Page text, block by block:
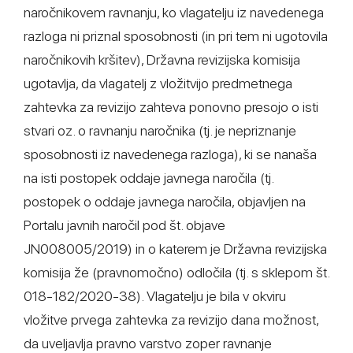
naročnikovem ravnanju, ko vlagatelju iz navedenega
razloga ni priznal sposobnosti (in pri tem ni ugotovila
naročnikovih kršitev), Državna revizijska komisija
ugotavlja, da vlagatelj z vložitvijo predmetnega
zahtevka za revizijo zahteva ponovno presojo o isti
stvari oz. o ravnanju naročnika (tj. je nepriznanje
sposobnosti iz navedenega razloga), ki se nanaša
na isti postopek oddaje javnega naročila (tj.
postopek o oddaje javnega naročila, objavljen na
Portalu javnih naročil pod št. objave
JN008005/2019) in o katerem je Državna revizijska
komisija že (pravnomočno) odločila (tj. s sklepom št.
018-182/2020-38). Vlagatelju je bila v okviru
vložitve prvega zahtevka za revizijo dana možnost,
da uveljavlja pravno varstvo zoper ravnanje